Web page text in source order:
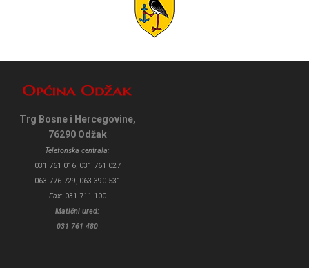
Trg Bosne i Hercegovine,
76290 Odžak
Telefonska centrala:
031 761 016, 031 761 027
063 776 729, 063 390 531
Fax: 031 711 100
Matični ured:
031 761 480